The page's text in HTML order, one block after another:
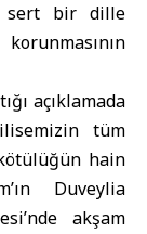
sert bir dille
açıklamada
tüm
hain
Duveylia
akşam